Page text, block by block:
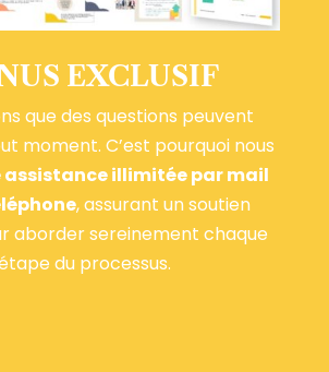
EXCLUSIF
que des questions peuvent
moment. C’est pourquoi nous
assistance illimitée par mail
, assurant un soutien
aborder sereinement chaque
du processus.